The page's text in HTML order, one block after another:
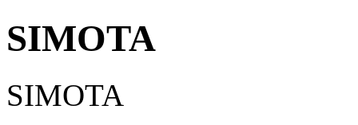
SIMOTA
SIMOTA